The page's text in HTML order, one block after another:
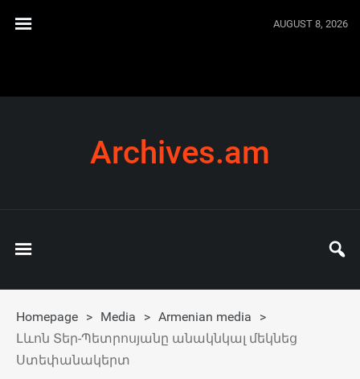
AUGUST 8, 2026
Archives.am
Homepage > Media > Armenian media
>
Լևոն Տեր-Պետրոսյանը անակնկալ մեկնեց
Ստեփանակերտ